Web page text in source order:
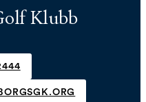
Klubb